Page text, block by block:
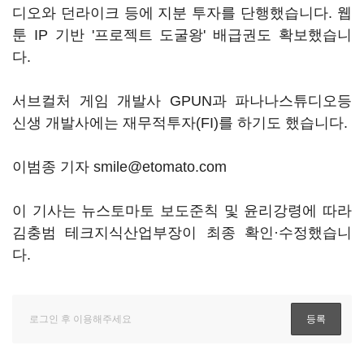
디오와 던라이크 등에 지분 투자를 단행했습니다. 웹
툰 IP 기반 '프로젝트 도굴왕' 배급권도 확보했습니
다.
서브컬처 게임 개발사 GPUN과 파나나스튜디오등
신생 개발사에는 재무적투자(FI)를 하기도 했습니다.
이범종 기자 smile@etomato.com
이 기사는 뉴스토마토 보도준칙 및 윤리강령에 따라
김충범 테크지식산업부장이 최종 확인·수정했습니
다.